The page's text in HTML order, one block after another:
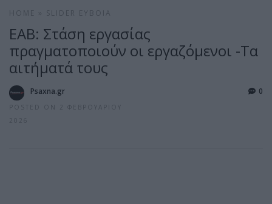
HOME SLIDER ΕΎΒΟΙΑ
ΕΑΒ: Στάση εργασίας
πραγματοποιούν οι εργαζόμενοι -Τα
αιτήματά τους
Psaxna.gr
POSTED ON 2 ΦΕΒΡΟΥΑΡΊΟΥ
2026
0